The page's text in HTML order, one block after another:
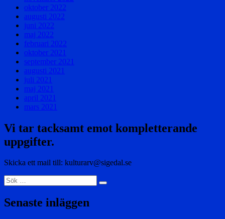
oktober 2022
augusti 2022
juni 2022
maj 2022
februari 2022
oktober 2021
september 2021
augusti 2021
juli 2021
maj 2021
april 2021
mars 2021
Vi tar tacksamt emot kompletterande
uppgifter.
Skicka ett mail till: kulturarv@sigedal.se
Sök
efter:
Sök
Senaste inläggen